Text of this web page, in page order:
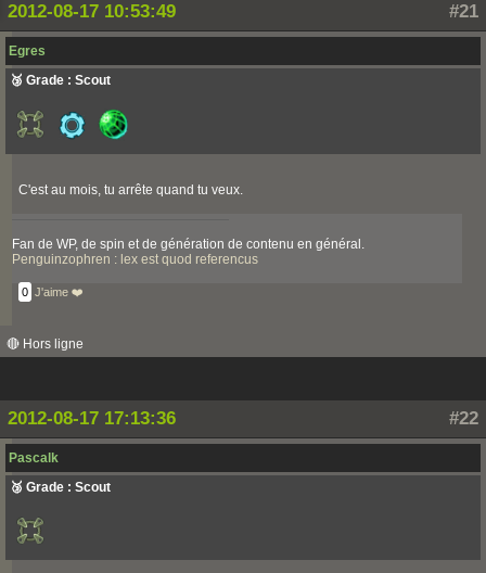
#21
2012-08-17 10:53:49
Egres
🥉 Grade : Scout
C'est au mois, tu arrête quand tu veux.
Fan de WP, de spin et de génération de contenu en général.
Penguinzophren : lex est quod referencus
0 J'aime ❤️
🔴 Hors ligne
#22
2012-08-17 17:13:36
Pascalk
🥉 Grade : Scout